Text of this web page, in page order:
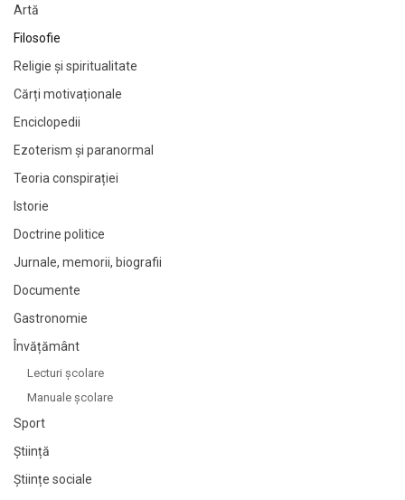
Artă
Filosofie
Religie și spiritualitate
Cărți motivaționale
Enciclopedii
Ezoterism și paranormal
Teoria conspirației
Istorie
Doctrine politice
Jurnale, memorii, biografii
Documente
Gastronomie
Învățământ
Lecturi şcolare
Manuale şcolare
Sport
Știință
Științe sociale